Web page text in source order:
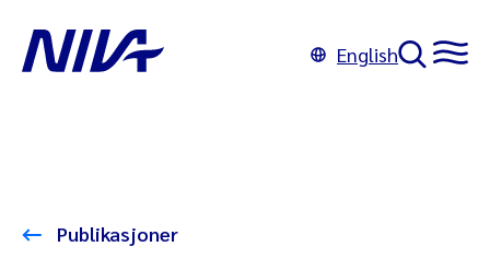
English
Publikasjoner